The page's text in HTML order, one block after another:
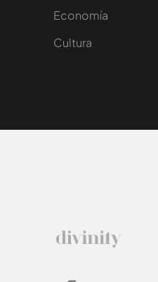
Economía
Cultura